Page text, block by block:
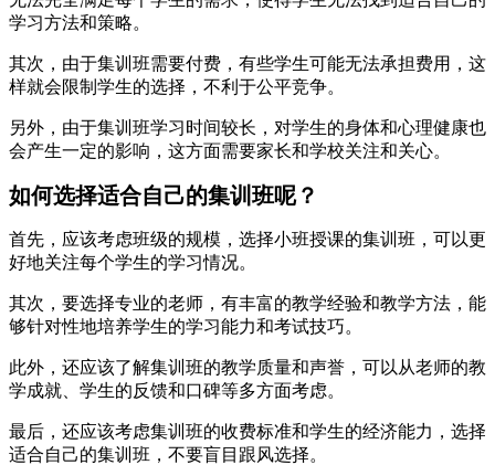
学习方法和策略。
其次，由于集训班需要付费，有些学生可能无法承担费用，这
样就会限制学生的选择，不利于公平竞争。
另外，由于集训班学习时间较长，对学生的身体和心理健康也
会产生一定的影响，这方面需要家长和学校关注和关心。
如何选择适合自己的集训班呢？
首先，应该考虑班级的规模，选择小班授课的集训班，可以更
好地关注每个学生的学习情况。
其次，要选择专业的老师，有丰富的教学经验和教学方法，能
够针对性地培养学生的学习能力和考试技巧。
此外，还应该了解集训班的教学质量和声誉，可以从老师的教
学成就、学生的反馈和口碑等多方面考虑。
最后，还应该考虑集训班的收费标准和学生的经济能力，选择
适合自己的集训班，不要盲目跟风选择。